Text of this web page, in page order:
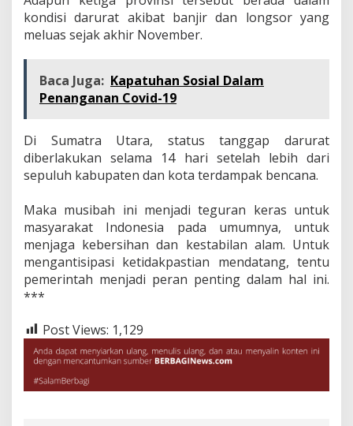
kondisi darurat akibat banjir dan longsor yang
meluas sejak akhir November.
Baca Juga: Kapatuhan Sosial Dalam
Penanganan Covid-19
Di Sumatra Utara, status tanggap darurat
diberlakukan selama 14 hari setelah lebih dari
sepuluh kabupaten dan kota terdampak bencana.
‎Maka musibah ini menjadi teguran keras untuk
masyarakat Indonesia pada umumnya, untuk
menjaga kebersihan dan kestabilan alam. Untuk
mengantisipasi ketidakpastian mendatang, tentu
pemerintah menjadi peran penting dalam hal ini.
***
Post Views: 1,129